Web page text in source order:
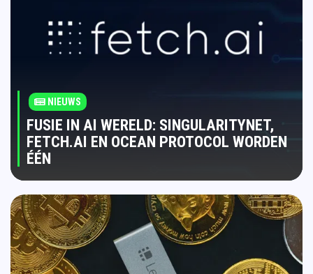
NIEUWS
FUSIE IN AI WERELD: SINGULARITYNET,
FETCH.AI EN OCEAN PROTOCOL WORDEN
ÉÉN